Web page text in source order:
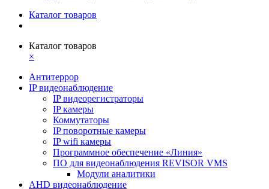
Каталог товаров
Каталог товаров
×
Антитеррор
IP видеонаблюдение
IP видеорегистраторы
IP камеры
Коммутаторы
IP поворотные камеры
IP wifi камеры
Программное обеспечение «Линия»
ПО для видеонаблюдения REVISOR VMS
Модули аналитики
AHD видеонаблюдение